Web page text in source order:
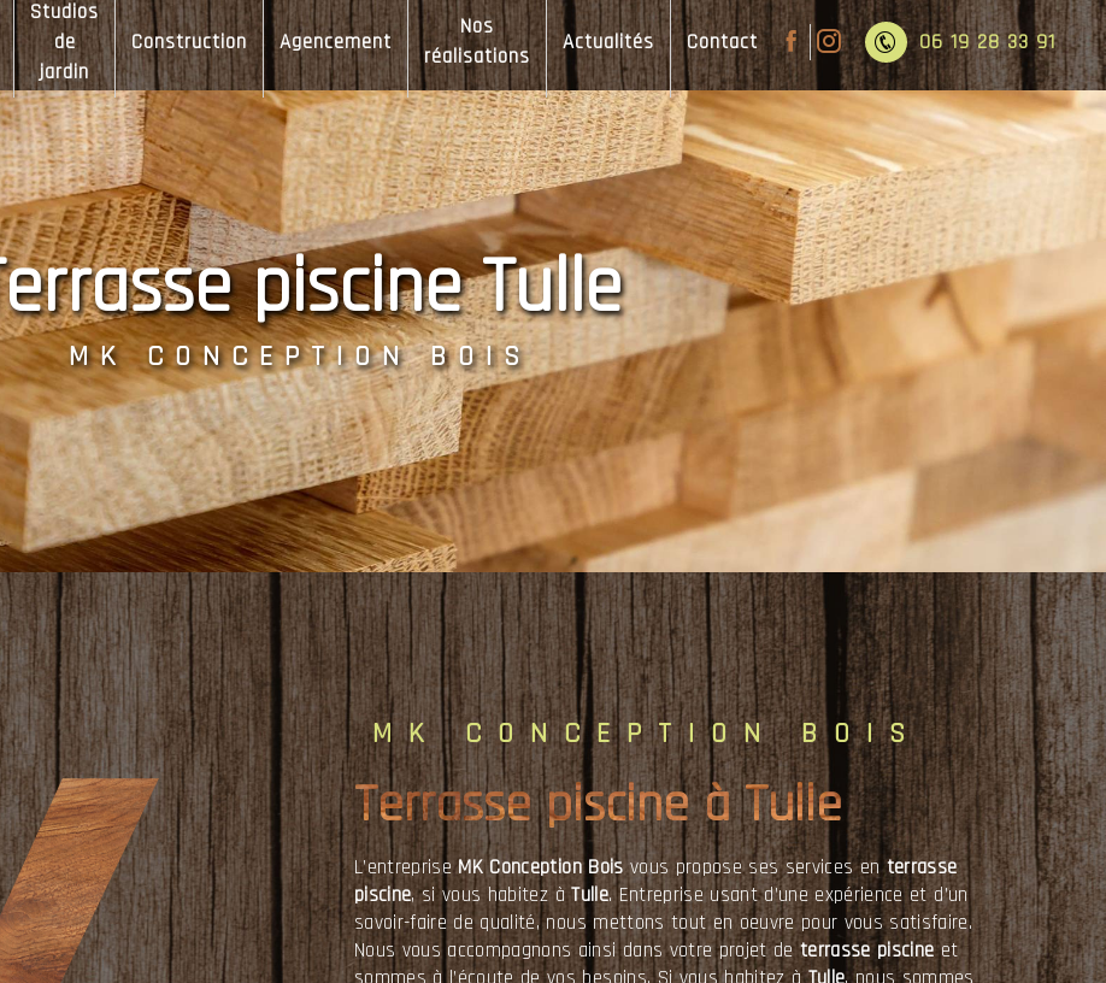
Studios
de
jardin
Construction Agencement
Nos
réalisations
Actualités Contact 06 19 28 33 91
terrasse piscine Tulle
MK CONCEPTION BOIS
MK CONCEPTION BOIS
terrasse piscine à Tulle
L’entrepriseMK Conception Boisvous propose ses services enterrasse
piscine, si vous habitez àTulle. Entreprise usant d’une expérience et d’un
savoir-faire de qualité, nous mettons tout en oeuvre pour vous satisfaire.
Nous vous accompagnons ainsi dans votre projet deterrasse piscineet